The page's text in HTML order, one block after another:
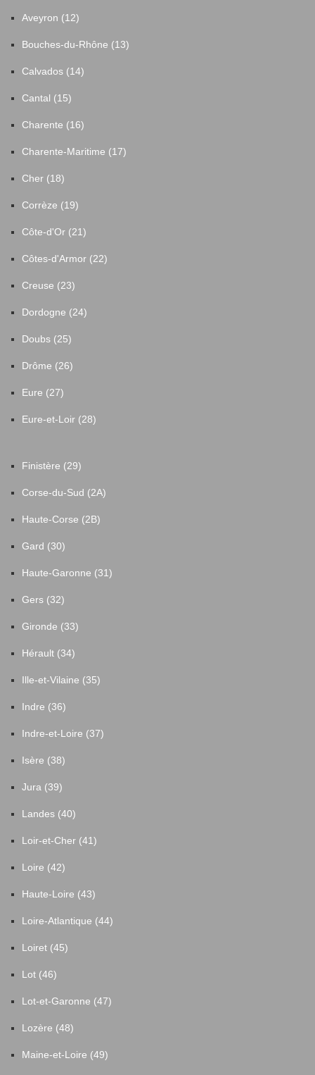
Aveyron (12)
Bouches-du-Rhône (13)
Calvados (14)
Cantal (15)
Charente (16)
Charente-Maritime (17)
Cher (18)
Corrèze (19)
Côte-d'Or (21)
Côtes-d'Armor (22)
Creuse (23)
Dordogne (24)
Doubs (25)
Drôme (26)
Eure (27)
Eure-et-Loir (28)
Finistère (29)
Corse-du-Sud (2A)
Haute-Corse (2B)
Gard (30)
Haute-Garonne (31)
Gers (32)
Gironde (33)
Hérault (34)
Ille-et-Vilaine (35)
Indre (36)
Indre-et-Loire (37)
Isère (38)
Jura (39)
Landes (40)
Loir-et-Cher (41)
Loire (42)
Haute-Loire (43)
Loire-Atlantique (44)
Loiret (45)
Lot (46)
Lot-et-Garonne (47)
Lozère (48)
Maine-et-Loire (49)